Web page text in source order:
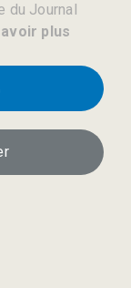
du Journal
plus